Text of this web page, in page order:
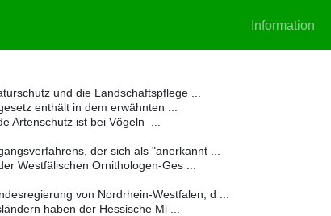
Information
und die Landschaftspflege ...
enthält in dem erwähnten ...
Artenschutz ist bei Vögeln ...
der sich als "anerkannt ...
Westfälischen Ornithologen-Ges ...
von Nordrhein-Westfalen, d ...
haben der Hessische Mi ...